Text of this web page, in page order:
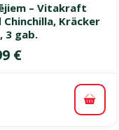
– Vitakraft
Kräcker
3 gab.
€